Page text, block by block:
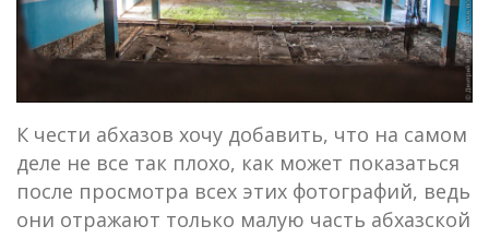
К чести абхазов хочу добавить, что на самом
деле не все так плохо, как может показаться
после просмотра всех этих фотографий, ведь
они отражают только малую часть абхазской